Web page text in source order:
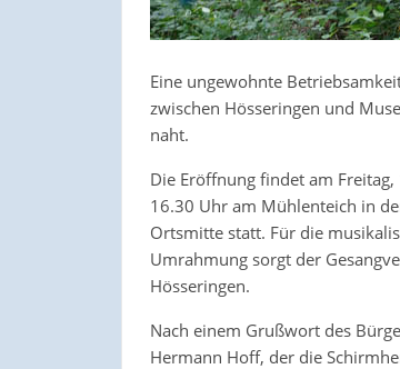
Eine ungewohnte
zwischen Hösseringen und
naht.
Die Eröffnung findet am Freitag,
16.30 Uhr am Mühlenteich in
Ortsmitte statt. Für die
Umrahmung sorgt der
Hösseringen.
Nach einem Grußwort des
Hermann Hoff, der die